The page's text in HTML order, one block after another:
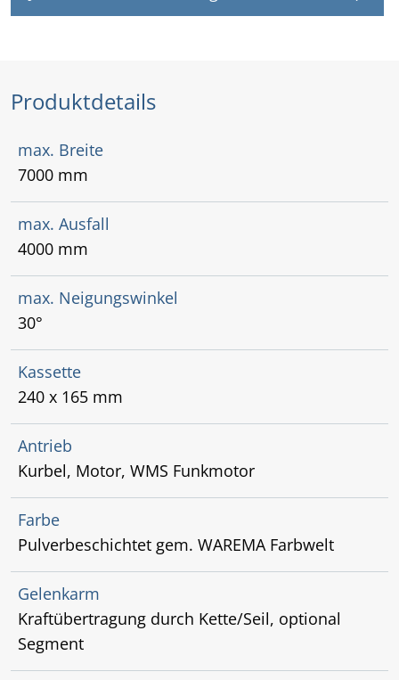
Produktdetails
max. Breite
7000 mm
max. Ausfall
4000 mm
max. Neigungswinkel
30°
Kassette
240 x 165 mm
Antrieb
Kurbel, Motor, WMS Funkmotor
Farbe
Pulverbeschichtet gem. WAREMA Farbwelt
Gelenkarm
Kraftübertragung durch Kette/Seil, optional
Segment